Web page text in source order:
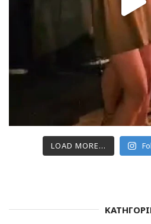
LOAD MORE...